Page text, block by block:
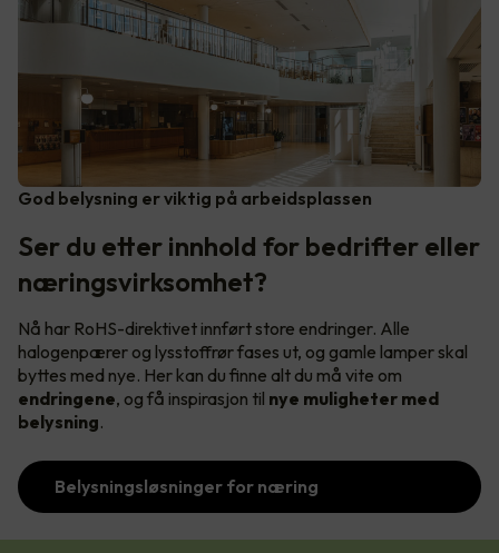
God belysning er viktig på arbeidsplassen
Ser du etter innhold for bedrifter eller
næringsvirksomhet?
Nå har RoHS-direktivet innført store endringer. Alle
halogenpærer og lysstoffrør fases ut, og gamle lamper skal
byttes med nye. Her kan du finne alt du må vite om
endringene, og få inspirasjon til nye muligheter med
belysning.
Belysningsløsninger for næring